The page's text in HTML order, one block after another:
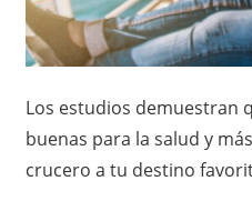
,
n
f
Los estudios demuestran
buenas para la salud y
crucero a tu destino